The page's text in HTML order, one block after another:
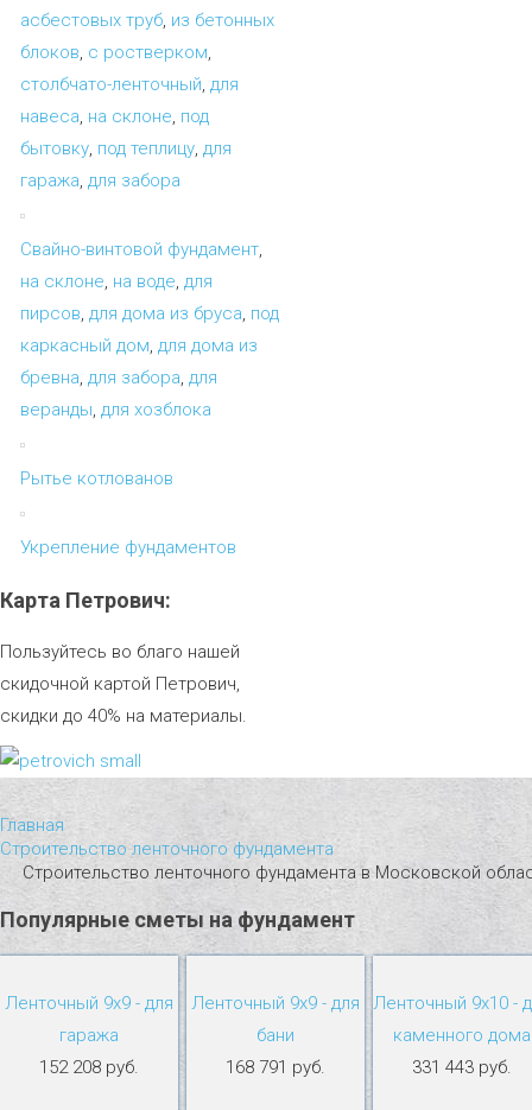
асбестовых труб, из бетонных
блоков, с ростверком,
столбчато-ленточный, для
навеса, на склоне, под
бытовку, под теплицу, для
гаража, для забора
Свайно-винтовой фундамент,
на склоне, на воде, для
пирсов, для дома из бруса, под
каркасный дом, для дома из
бревна, для забора, для
веранды, для хозблока
Рытье котлованов
Укрепление фундаментов
Карта Петрович:
Пользуйтесь во благо нашей
скидочной картой Петрович,
скидки до 40% на материалы.
Главная
Строительство ленточного фундамента
Строительство ленточного фундамента в Московской
Популярные сметы на фундамент
Ленточный 9х9 - для
гаража
152 208 руб.
Ленточный 9х9 - для
бани
168 791 руб.
Ленточный 9х10 -
каменного дома
331 443 руб.